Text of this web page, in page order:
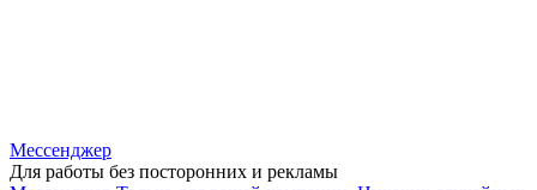
Мессенджер
Для работы без посторонних и рекламы